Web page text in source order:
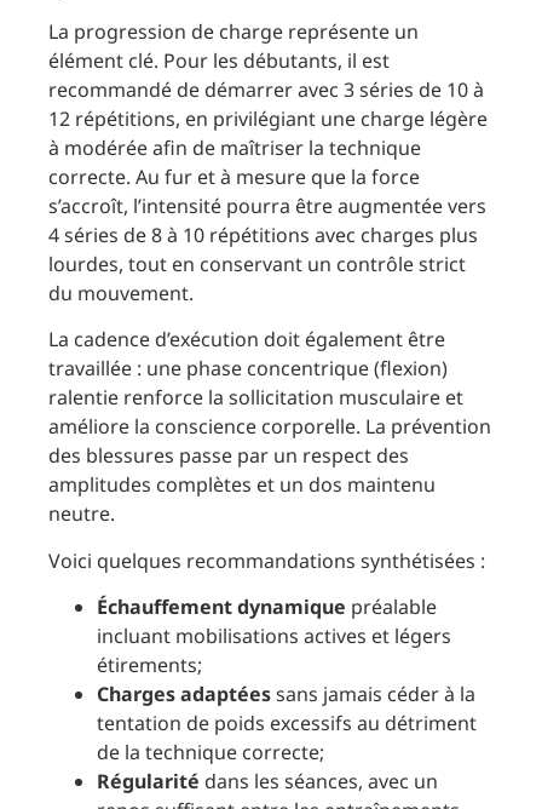
La progression de charge représente un
élément clé. Pour les débutants, il est
recommandé de démarrer avec 3 séries de 10 à
12 répétitions, en privilégiant une charge légère
à modérée afin de maîtriser la technique
correcte. Au fur et à mesure que la force
s’accroît, l’intensité pourra être augmentée vers
4 séries de 8 à 10 répétitions avec charges plus
lourdes, tout en conservant un contrôle strict
du mouvement.
La cadence d’exécution doit également être
travaillée : une phase concentrique (flexion)
ralentie renforce la sollicitation musculaire et
améliore la conscience corporelle. La prévention
des blessures passe par un respect des
amplitudes complètes et un dos maintenu
neutre.
Voici quelques recommandations synthétisées :
Échauffement dynamique préalable
incluant mobilisations actives et légers
étirements;
Charges adaptéessans jamais céder à la
tentation de poids excessifs au détriment
de la technique correcte;
Régularité dans les séances, avec un